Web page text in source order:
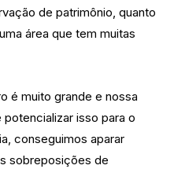
de patrimônio, quanto
área que tem muitas
é muito grande e nossa
isso para o
conseguimos aparar
sobreposições de